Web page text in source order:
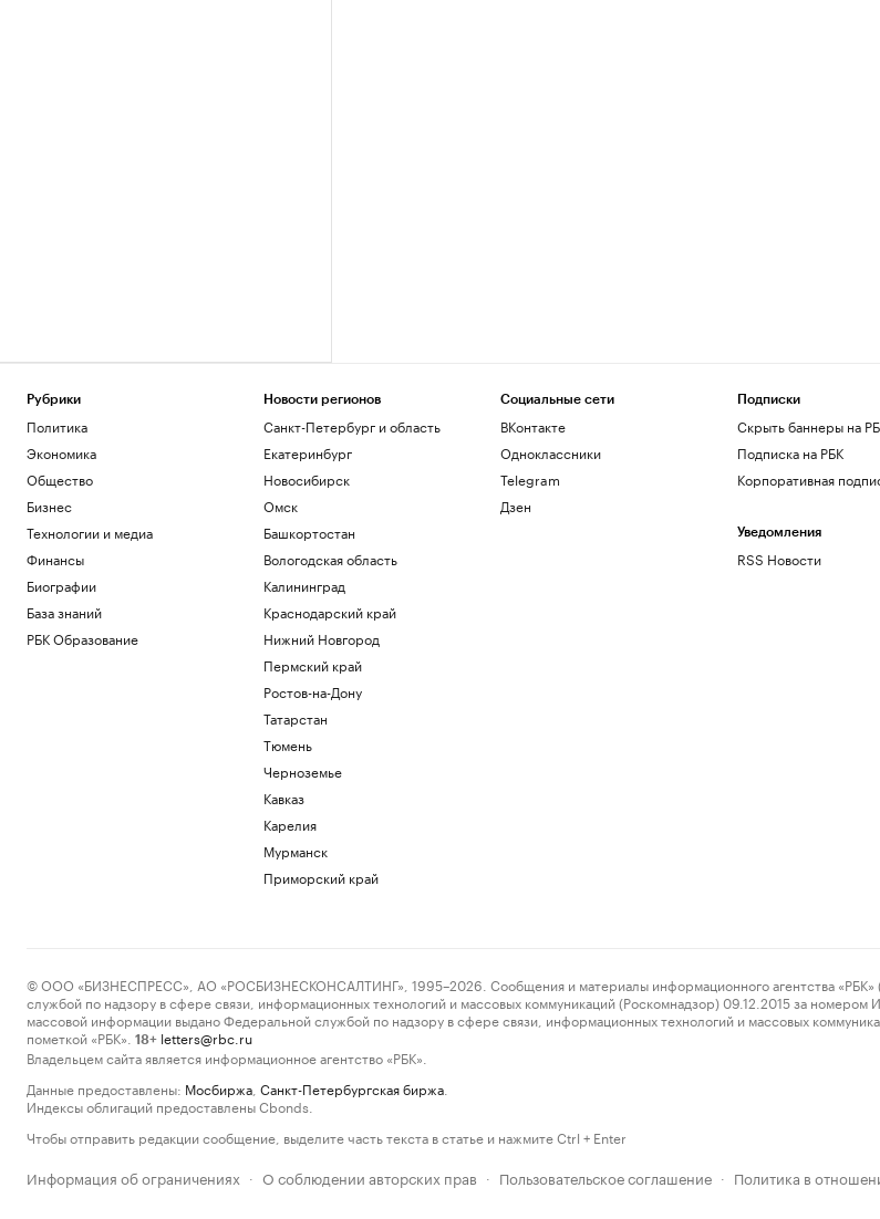
Рубрики
Политика
Экономика
Общество
Бизнес
Технологии и медиа
Финансы
Биографии
База знаний
РБК Образование
Новости регионов
Санкт-Петербург и область
Екатеринбург
Новосибирск
Омск
Башкортостан
Вологодская область
Калининград
Краснодарский край
Нижний Новгород
Пермский край
Ростов-на-Дону
Татарстан
Тюмень
Черноземье
Кавказ
Карелия
Мурманск
Приморский край
Социальные сети
ВКонтакте
Одноклассники
Telegram
Дзен
Подписки
Скрыть баннеры на
Подписка на РБК
Корпоративная
Уведомления
RSS Новости
© ООО «БИЗНЕСПРЕСС», АО «РОСБИЗНЕСКОНСАЛТИНГ», 1995–2026. Сообщения и материалы информационного агентства «РБК»
службой по надзору в сфере связи, информационных технологий и массовых коммуникаций (Роскомнадзор) 09.12.2015 за
массовой информации выдано Федеральной службой по надзору в сфере связи, информационных технологий и массовых
пометкой «РБК».
18+ letters@rbc.ru
Владельцем сайта является информационное агентство «РБК».
Данные предоставлены: Мосбиржа Санкт-Петербургская биржа
Индексы облигаций предоставлены Cbonds.
Чтобы отправить редакции сообщение, выделите часть текста в статье и нажмите Ctrl + Enter
Информация об ограничениях · О соблюдении авторских прав · Пользовательское соглашение · Политика в